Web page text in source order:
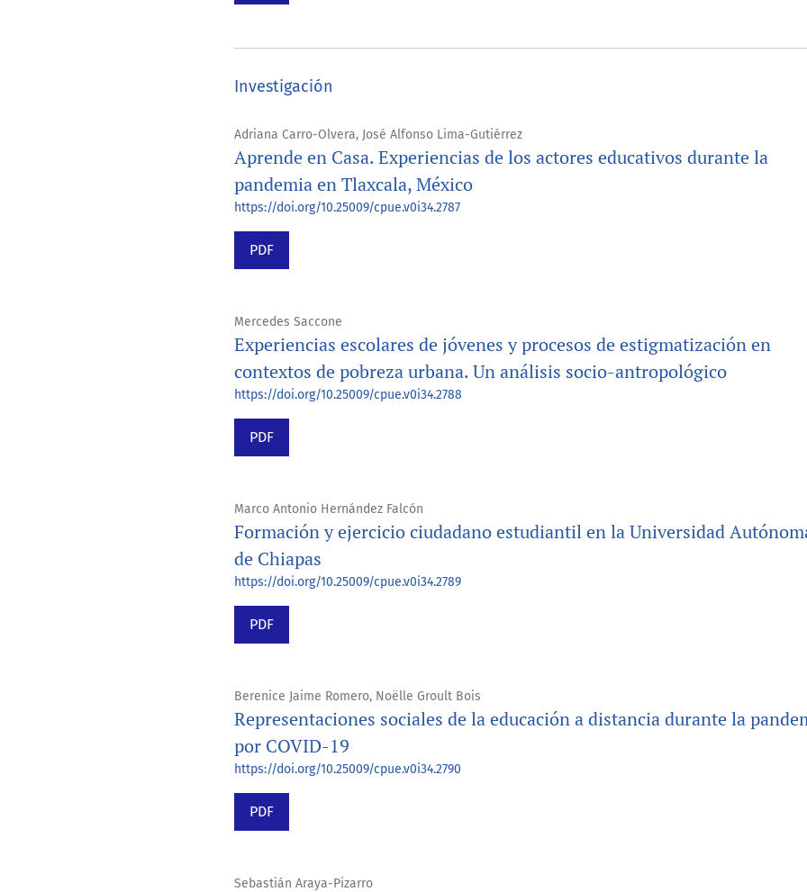
Investigación
Adriana Carro-Olvera, José Alfonso Lima-Gutiérrez
Aprende en Casa. Experiencias de los actores educativos durante la
pandemia en Tlaxcala, México
https://doi.org/10.25009/cpue.v0i34.2787
PDF
Mercedes Saccone
Experiencias escolares de jóvenes y procesos de estigmatización en
contextos de pobreza urbana. Un análisis socio-antropológico
https://doi.org/10.25009/cpue.v0i34.2788
PDF
Marco Antonio Hernández Falcón
Formación y ejercicio ciudadano estudiantil en la Universidad
de Chiapas
https://doi.org/10.25009/cpue.v0i34.2789
PDF
Berenice Jaime Romero, Noëlle Groult Bois
Representaciones sociales de la educación a distancia durante la
por COVID-19
https://doi.org/10.25009/cpue.v0i34.2790
PDF
Sebastián Araya-Pizarro